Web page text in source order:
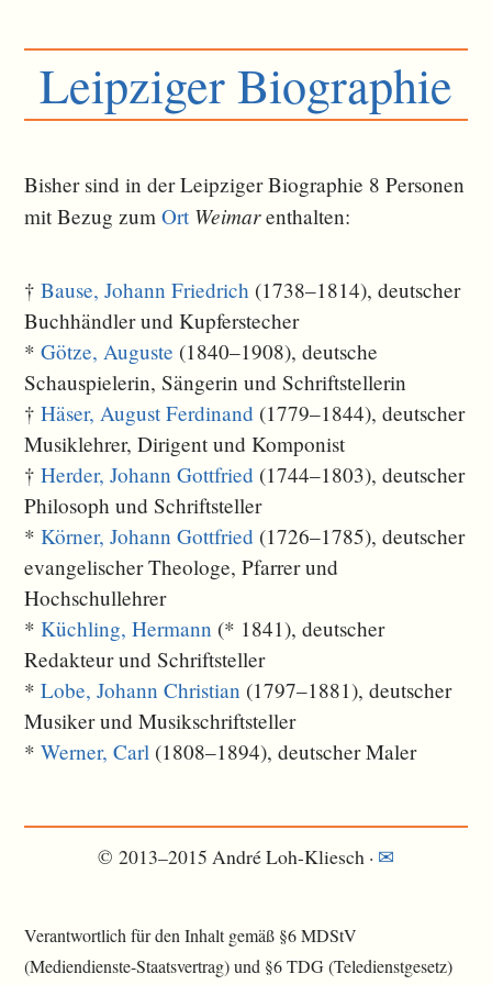
Leipziger Biographie
Bisher sind in der Leipziger Biographie 8 Personen
mit Bezug zumOrt Weimarent­halten:
†Bause, Johann Friedrich (1738–1814), deutscher
Buchhändler und Kupferstecher
*Götze, Auguste (1840–1908), deutsche
Schauspielerin, Sängerin und Schriftstellerin
†Häser, August Ferdinand (1779–1844), deutscher
Musiklehrer, Dirigent und Komponist
†Herder, Johann Gottfried (1744–1803), deutscher
Philosoph und Schriftsteller
*Körner, Johann Gottfried (1726–1785), deutscher
evangelischer Theologe, Pfarrer und
Hochschullehrer
*Küchling, Hermann (* 1841), deutscher
Redakteur und Schriftsteller
*Lobe, Johann Christian (1797–1881), deutscher
Musiker und Musikschriftsteller
*Werner, Carl (1808–1894), deutscher Maler
© 2013–2015 André Loh-Kliesch · ✉
Verantwortlich für den Inhalt gemäß §6 MDStV
(Mediendienste-Staatsvertrag) und §6 TDG (Teledienstgesetz)